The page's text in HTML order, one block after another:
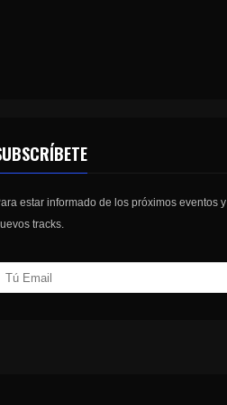
estar informado de los próximos eventos y
tracks.